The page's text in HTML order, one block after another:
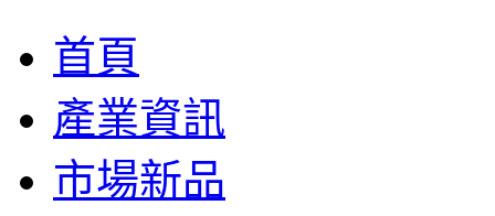
首頁
產業資訊
市場新品